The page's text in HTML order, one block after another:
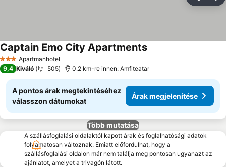
3 KategóriaApartmanhotel
Captain Emo City Apartments
9,4 Kiváló 505 0.2 km-re innen: Amfiteatar
A pontos árak megtekintéséhez
válasszon dátumokat
Árak megjelenítése
Több mutatása
A szállásfoglalási oldalaktól kapott árak és foglalhatósági adatok
folyamatosan változnak. Emiatt előfordulhat, hogy a
szállásfoglalási oldalon már nem találja meg pontosan ugyanazt az
ajánlatot, amelyet a trivagón látott.